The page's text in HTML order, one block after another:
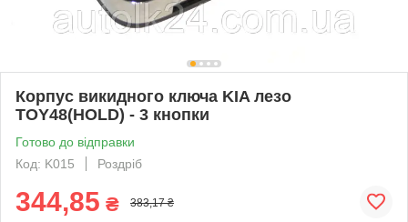
Корпус викидного ключа KIA лезо
TOY48(HOLD) - 3 кнопки
Готово до відправки
Код: K015
Роздріб
344,85 ₴ 383,17 ₴